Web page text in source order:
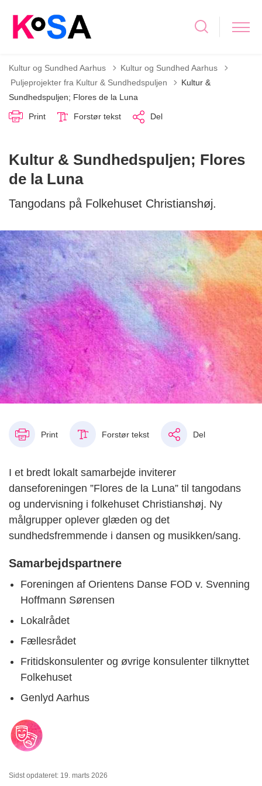
Kultur og Sundhed Aarhus
Kultur og Sundhed Aarhus
Tilbage til
Puljeprojekter fra Kultur & Sundhedspuljen
Kultur &
Sundhedspuljen; Flores de la Luna
Print Forstør tekst Del
Kultur & Sundhedspuljen; Flores
de la Luna
Tangodans på Folkehuset Christianshøj.
Print Forstør tekst Del
I et bredt lokalt samarbejde inviterer
danseforeningen ”Flores de la Luna” til tangodans
og undervisning i folkehuset Christianshøj. Ny
målgrupper oplever glæden og det
sundhedsfremmende i dansen og musikken/sang.
Samarbejdspartnere
Foreningen af Orientens Danse FOD v. Svenning
Hoffmann Sørensen
Lokalrådet
Fællesrådet
Fritidskonsulenter og øvrige konsulenter tilknyttet
Folkehuset
Genlyd Aarhus
Sidst opdateret: 19. marts 2026